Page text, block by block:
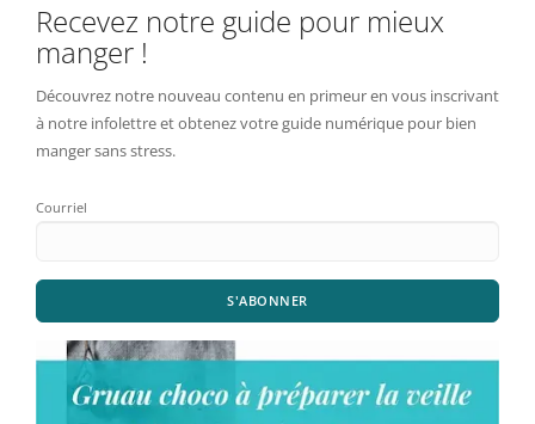
Recevez notre guide pour mieux
manger !
Découvrez notre nouveau contenu en primeur en vous inscrivant
à notre infolettre et obtenez votre guide numérique pour bien
manger sans stress.
Courriel
S'ABONNER